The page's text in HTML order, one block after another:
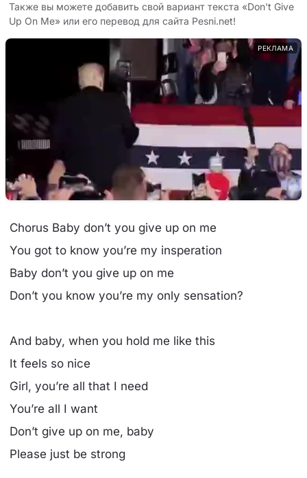
Также вы можете добавить свой вариант текста «Don't Give
Up On Me» или его перевод для сайта Pesni.net!
РЕКЛАМА
Chorus Baby don’t you give up on me
You got to know you’re my insperation
Baby don’t you give up on me
Don’t you know you’re my only sensation?
And baby, when you hold me like this
It feels so nice
Girl, you’re all that I need
You’re all I want
Don’t give up on me, baby
Please just be strong